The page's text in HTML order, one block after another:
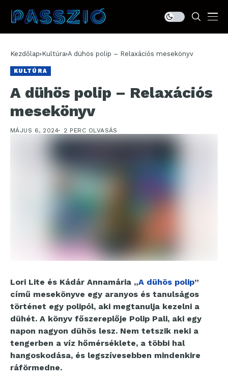
Kezdőlap Kultúra A dühös polip – Relaxációs mesekönyv
KULTÚRA
A dühös polip – Relaxációs
mesekönyv
MÁJUS 6, 2024 2 PERC OLVASÁS
Lori Lite és Kádár Annamária „A dühös polip”
című mesekönyve egy aranyos és tanulságos
történet egy polipól, aki megtanulja kezelni a
dühét. A könyv főszereplője Polip Pali, aki egy
napon nagyon dühös lesz. Nem tetszik neki a
tengerben a víz hőmérséklete, a többi hal
hangoskodása, és legszívesebben mindenkire
ráförmedne.